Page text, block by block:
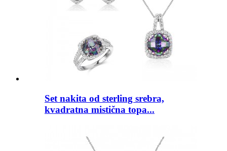
Set nakita od sterling srebra,
kvadratna mistična topa...